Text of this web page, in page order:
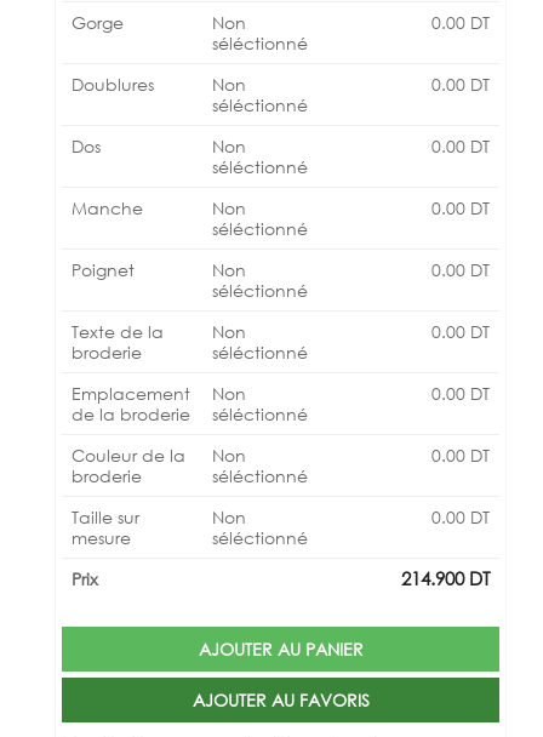
Gorge
Non
séléctionné
0.00 DT
Doublures
Non
séléctionné
0.00 DT
Dos
Non
séléctionné
0.00 DT
Manche
Non
séléctionné
0.00 DT
Poignet
Non
séléctionné
0.00 DT
Texte de la
broderie
Non
séléctionné
0.00 DT
Emplacement
de la broderie
Non
séléctionné
0.00 DT
Couleur de la
broderie
Non
séléctionné
0.00 DT
Taille sur
mesure
Non
séléctionné
0.00 DT
Prix 214.900DT
AJOUTER AU PANIER
AJOUTER AU FAVORIS